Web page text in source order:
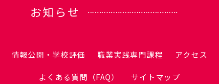
お知らせ
情報公開・学校評価 職業実践専門課程 アクセス
よくある質問（FAQ） サイトマップ